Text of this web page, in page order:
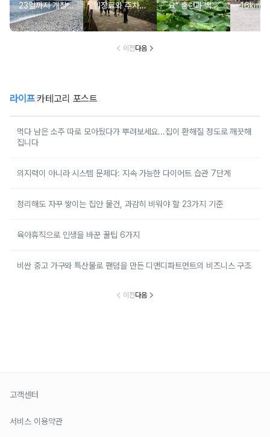
23일까지 개장되
는 조용한 몽돌 해
수욕장
입장료와 주차비
도 무료인 성벽 산
책 코스
요" 홍련과 백련
연꽃이 가득한 입
장료 무료 여행지
16km
이전다음
라이프카테고리 포스트
먹다 남은 소주 따로 모아뒀다가 뿌려보세요...집이 환해질 정도로 깨끗해
집니다
의지력이 아니라 시스템 문제다: 지속 가능한 다이어트 습관 7단계
정리해도 자꾸 쌓이는 집안 물건, 과감히 비워야 할 23가지 기준
육아휴직으로 인생을 바꾼 꿀팁 6가지
비싼 중고 가구와 특산물로 팬덤을 만든 디앤디파트먼트의 비즈니스 구조
이전다음
고객센터
서비스 이용약관